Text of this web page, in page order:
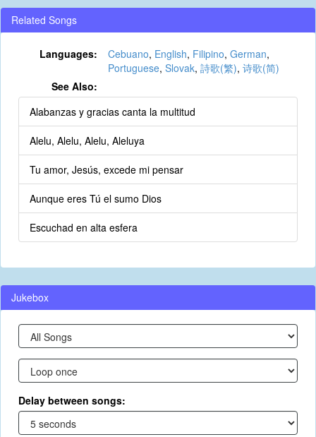
Related Songs
Languages: Cebuano, English, Filipino, German,
Portuguese, Slovak, 詩歌(繁), 诗歌(简)
See Also:
Alabanzas y gracias canta la multitud
Alelu, Alelu, Alelu, Aleluya
Tu amor, Jesús, excede mi pensar
Aunque eres Tú el sumo Dios
Escuchad en alta esfera
Jukebox
Delay between songs: